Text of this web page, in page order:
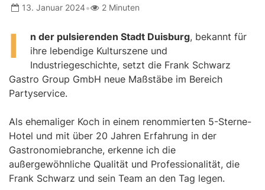
13. Januar 2024• 2 Minuten
I n der pulsierenden Stadt Duisburg, bekannt für
ihre lebendige Kulturszene und
Industriegeschichte, setzt die Frank Schwarz
Gastro Group GmbH neue Maßstäbe im Bereich
Partyservice.
Als ehemaliger Koch in einem renommierten 5-Sterne-
Hotel und mit über 20 Jahren Erfahrung in der
Gastronomiebranche, erkenne ich die
außergewöhnliche Qualität und Professionalität, die
Frank Schwarz und sein Team an den Tag legen.